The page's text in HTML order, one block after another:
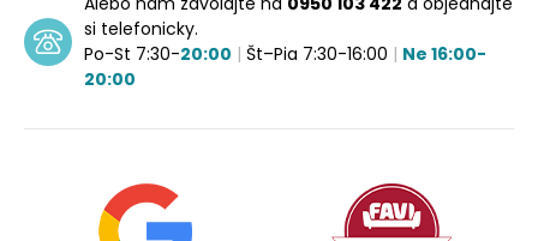
si telefonicky.
Po-St 7:30-20:00 | Št–Pia 7:30-16:00 | Ne 16:00-
20:00